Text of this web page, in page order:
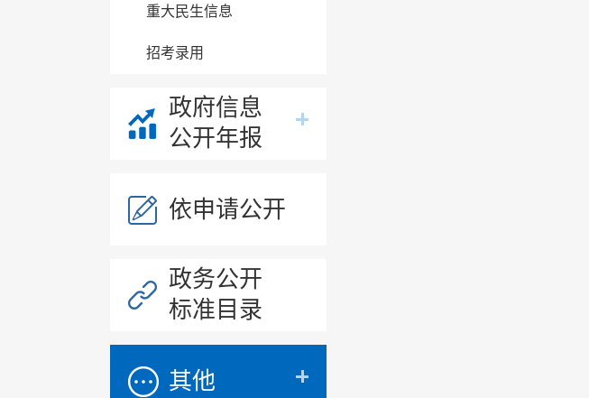
重大民生信息
招考录用
政府信息
公开年报
依申请公开
政务公开
标准目录
其他